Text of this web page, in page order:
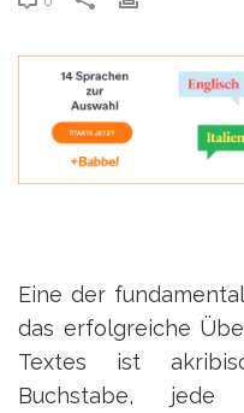
Eine der
das erfolgreiche
Textes ist
Buchstabe,